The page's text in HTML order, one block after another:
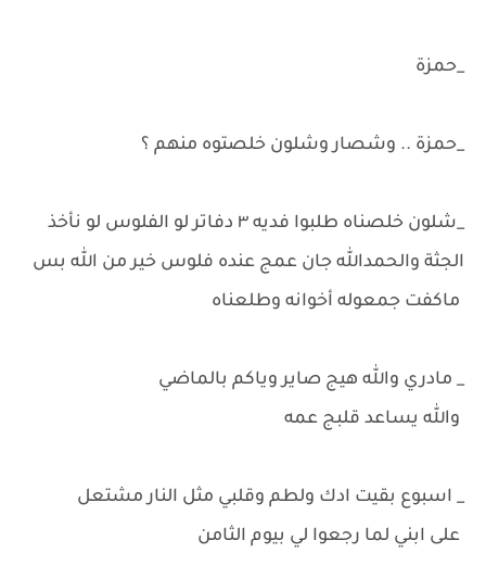
_حمزة
_حمزة .. وشصار وشلون خلصتوه منهم ؟
_شلون خلصناه طلبوا فديه ٣ دفاتر لو الفلوس لو نأخذ
الجثة والحمدالله جان عمج عنده فلوس خير من الله بس
ماكفت جمعوله أخوانه وطلعناه
_ مادري والله هيج صاير وياكم بالماضي
والله يساعد قلبج عمه
_ اسبوع بقيت ادك ولطم وقلبي مثل النار مشتعل
على ابني لما رجعوا لي بيوم الثامن